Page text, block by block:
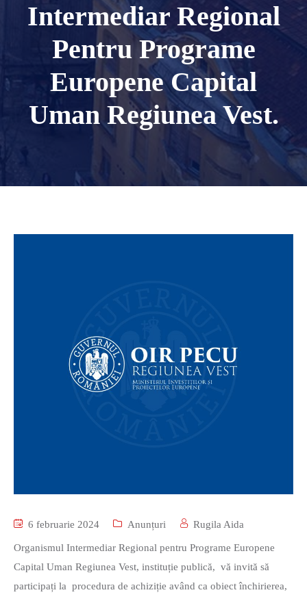
Intermediar Regional
Pentru Programe
Europene Capital
Uman Regiunea Vest.
6 februarie 2024 Anunțuri Rugila Aida
Organismul Intermediar Regional pentru Programe Europene
Capital Uman Regiunea Vest, instituție publică, vă invită să
participați la procedura de achiziție având ca obiect închirierea,